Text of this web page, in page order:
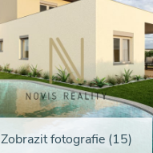
Zobrazit fotografie (15)